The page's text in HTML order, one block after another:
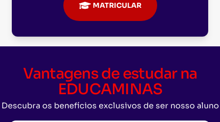
MATRICULAR
Vantagens de estudar na
EDUCAMINAS
Descubra os benefícios exclusivos de ser nosso aluno